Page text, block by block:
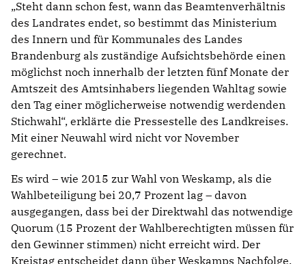
Steht dann schon fest, wann das Beamtenverhältnis
des Landrates endet, so bestimmt das Ministerium
des Innern und für Kommunales des Landes
Brandenburg als zuständige Aufsichtsbehörde einen
möglichst noch innerhalb der letzten fünf Monate der
Amtszeit des Amtsinhabers liegenden Wahltag sowie
den Tag einer möglicherweise notwendig werdenden
Stichwahl“, erklärte die Pressestelle des Landkreises.
Mit einer Neuwahl wird nicht vor November
gerechnet.
Es wird – wie 2015 zur Wahl von Weskamp, als die
Wahlbeteiligung bei 20,7 Prozent lag – davon
ausgegangen, dass bei der Direktwahl das notwendige
Quorum (15 Prozent der Wahlberechtigten müssen für
den Gewinner stimmen) nicht erreicht wird. Der
Kreistag entscheidet dann über Weskamps Nachfolge.